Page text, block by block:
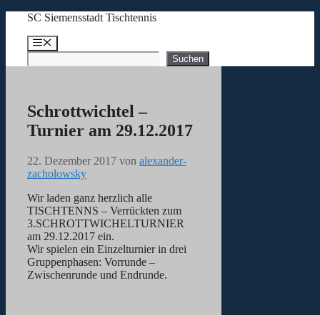
springen
SC Siemensstadt Tischtennis
Menü
Suchen Suchen
Schrottwichtel –
Turnier am 29.12.2017
22. Dezember 2017 von alexander-
zacholowsky
Wir laden ganz herzlich alle
TISCHTENNS – Verrückten zum
3.SCHROTTWICHELTURNIER
am 29.12.2017 ein.
Wir spielen ein Einzelturnier in drei
Gruppenphasen: Vorrunde –
Zwischenrunde und Endrunde.